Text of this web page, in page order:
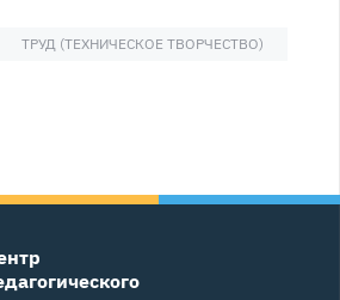
ТРУД (ТЕХНИЧЕСКОЕ ТВОРЧЕСТВО)